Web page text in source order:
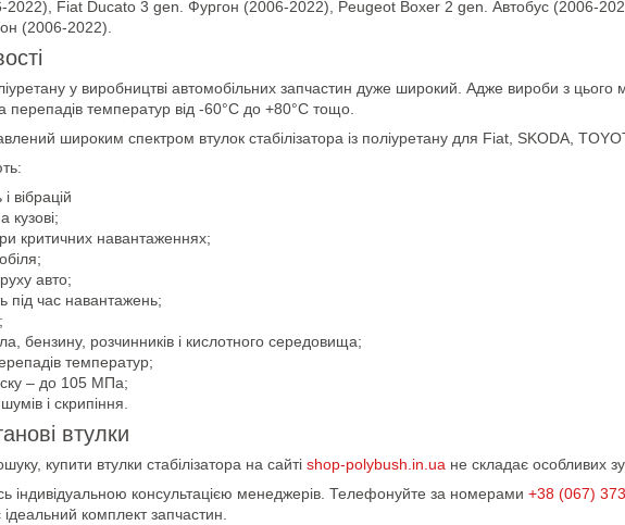
Fiat Ducato 3 gen. Фургон (2006-2022), Peugeot Boxer 2 gen. Автобус (2006-
(2006-2022).
у виробництві автомобільних запчастин дуже широкий. Адже вироби з цього
перепадів температур від -60°С до +80°С тощо.
широким спектром втулок стабілізатора із поліуретану для Fiat, SKODA,
вібрацій
кузові;
критичних навантаженнях;
авто;
під час навантажень;
бензину, розчинників і кислотного середовища;
температур;
– до 105 МПа;
і скрипіння.
втулки
купити втулки стабілізатора на сайті shop-polybush.in.ua не складає особливих
індивідуальною консультацією менеджерів. Телефонуйте за номерами +38 (067)
комплект запчастин.